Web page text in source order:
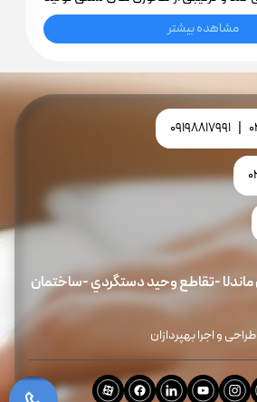
مشاهده بیشتر
09198817991
ماندلا -تقاطع وحيد دستگردي -ساختمان
طراحی و اجرا بهپردازان